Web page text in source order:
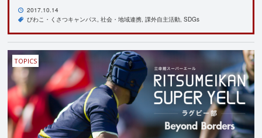
2017.10.14
びわこ・くさつキャンパス 社会・地域連携 課外自主活動 SDGs
TOPICS